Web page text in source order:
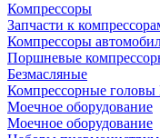
Компрессоры
Запчасти к
Компрессоры
Поршневые
Безмасляные
Компрессорные головы
Моечное оборудование
Моечное оборудование